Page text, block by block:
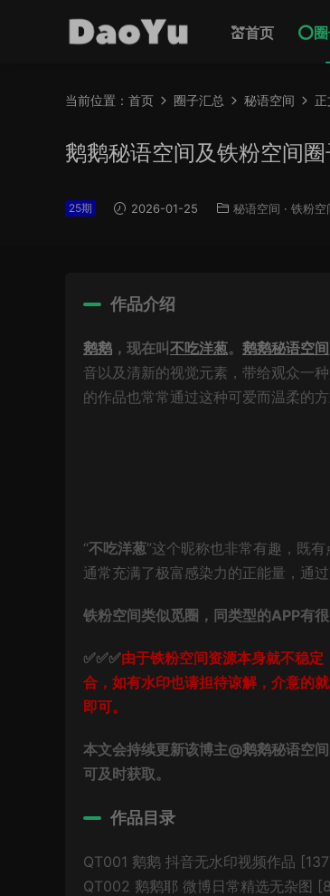
💒首页 ⭕
当前位置： 首页 圈子汇总 秘语空间 正
鹅鹅秘语空间及铁粉空间
25期 2026-01-25 秘语空间 · 铁粉空
作品介绍
鹅鹅 ，现在叫 不吃洋葱。 鹅鹅秘语空间
音以及清新的视觉元素，带给观众一
的作品也常常通过这种可爱而温柔的
“不吃洋葱”这个昵称也非常有趣，既
通常充满了极富感染力的正能量，通
铁粉空间类似觅圈，同类型的APP有
✅✅✅由于铁粉空间资源本身就不稳
合，如有水印也请担待谅解，介意的
即可。
本文会持续更新该博主@鹅鹅秘语空
可及时获取。
作品目录
QT001 鹅鹅 抖音无水印视频作品
QT002 鹅鹅耶 微博日常精选无杂图